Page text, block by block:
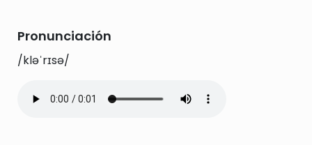
Pronunciación
/kləˈrɪsə/